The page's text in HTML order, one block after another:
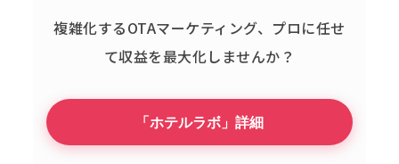
複雑化するOTAマーケティング、 プロに任せ
て収益を最大化しませんか？
「ホテルラボ」詳細